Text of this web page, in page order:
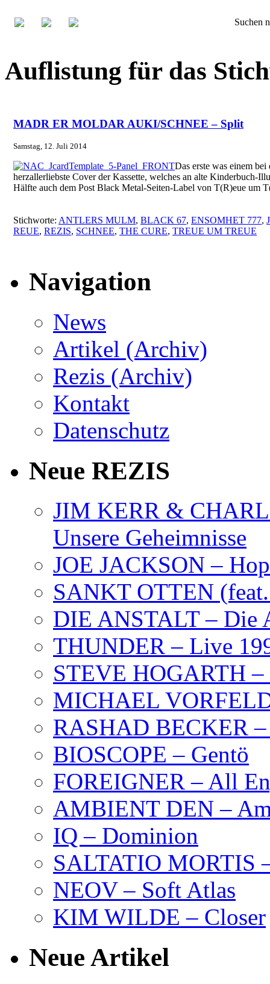
Suchen
Auflistung für das
MADR ER MOLDAR AUKI/SCHNEE – Split
Samstag, 12. Juli 2014
Das erste was einem
herzallerliebste Cover der Kassette, welches an alte Kinderbuch-
Hälfte auch dem Post Black Metal-Seiten-Label von T(R)eue um
Stichworte: ANTLERS MULM, BLACK 67, ENSOMHET 777,
REUE, REZIS, SCHNEE, THE CURE, TREUE UM TREUE
Navigation
News
Artikel (Archiv)
Rezis (Archiv)
Kontakt
Datenschutz
Neue REZIS
JIM KERR &
Unsere Geheimnisse
JOE JACKSON –
SANKT OTTEN
DIE ANSTALT – Die
THUNDER – Live
STEVE HOGARTH –
MICHAEL
RASHAD BECKER
BIOSCOPE – Gentö
FOREIGNER – All
AMBIENT DEN –
IQ – Dominion
SALTATIO MORTIS
NEOV – Soft Atlas
KIM WILDE – Closer
Neue Artikel